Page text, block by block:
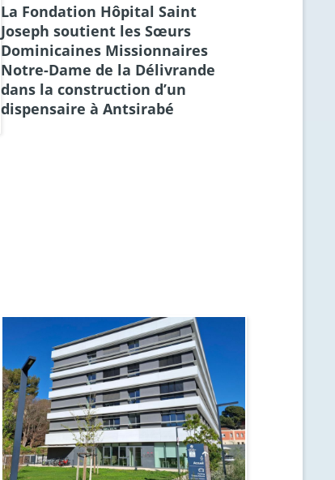
La Fondation Hôpital Saint
Joseph soutient les Sœurs
Dominicaines Missionnaires
Notre-Dame de la Délivrande
dans la construction d’un
dispensaire à Antsirabé